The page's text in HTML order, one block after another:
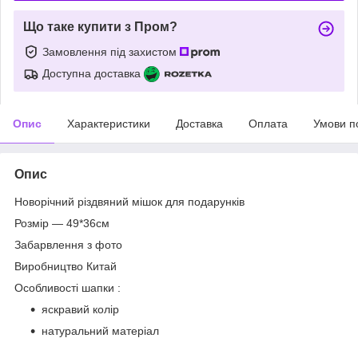
Що таке купити з Пром?
Замовлення під захистом
Доступна доставка
Опис Характеристики Доставка Оплата Умови
Опис
Новорічний різдвяний мішок для подарунків
Розмір ― 49*36см
Забарвлення з фото
Виробництво Китай
Особливості шапки :
яскравий колір
натуральний матеріал